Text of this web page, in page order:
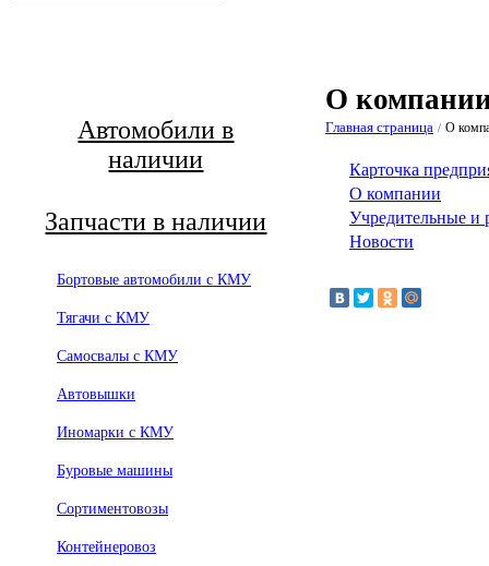
Автомобили в
наличии
Запчасти в наличии
Бортовые автомобили с КМУ
Тягачи с КМУ
Самосвалы с КМУ
Автовышки
Иномарки с КМУ
Буровые машины
Сортиментовозы
Контейнеровоз
О
Главная страница / О
Карточка
О компании
Учредительные и
Новости